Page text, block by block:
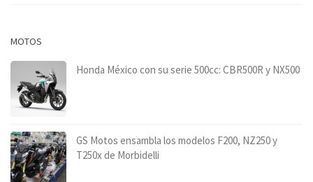
MOTOS
Honda México con su serie 500cc: CBR500R y NX500
GS Motos ensambla los modelos F200, NZ250 y
T250x de Morbidelli